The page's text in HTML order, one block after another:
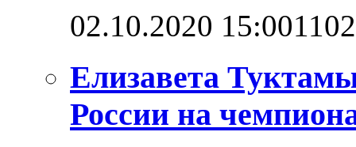
02.10.2020 15:00
Елизавета
России на